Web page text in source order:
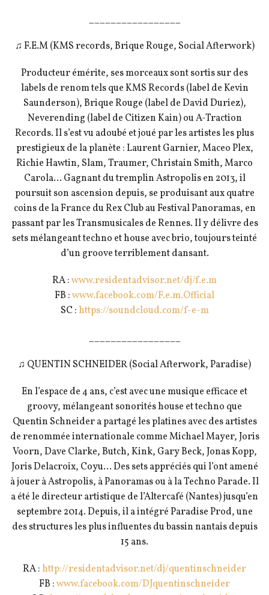
♫ F.E.M (KMS records, Brique Rouge, Social Afterwork)
Producteur émérite, ses morceaux sont sortis sur des
labels de renom tels que KMS Records (label de Kevin
Saunderson), Brique Rouge (label de David Duriez),
Neverending (label de Citizen Kain) ou A-Traction
Records. Il s’est vu adoubé et joué par les artistes les plus
prestigieux de la planète : Laurent Garnier, Maceo Plex,
Richie Hawtin, Slam, Traumer, Christain Smith, Marco
Carola… Gagnant du tremplin Astropolis en 2013, il
poursuit son ascension depuis, se produisant aux quatre
coins de la France du Rex Club au Festival Panoramas, en
passant par les Transmusicales de Rennes. Il y délivre des
sets mélangeant techno et house avec brio, toujours teinté
d’un groove terriblement dansant.
RA :www.residentadvisor.net/dj/f.e.m
FB :www.facebook.com/F.e.m.Official
SC : https://soundcloud.com/f-e-m
♫ QUENTIN SCHNEIDER (Social Afterwork, Paradise)
En l’espace de 4 ans, c’est avec une musique efficace et
groovy, mélangeant sonorités house et techno que
Quentin Schneider a partagé les platines avec des artistes
de renommée internationale comme Michael Mayer, Joris
Voorn, Dave Clarke, Butch, Kink, Gary Beck, Jonas Kopp,
Joris Delacroix, Coyu… Des sets appréciés qui l’ont amené
à jouer à Astropolis, à Panoramas ou à la Techno Parade. Il
a été le directeur artistique de l’Altercafé (Nantes) jusqu’en
septembre 2014. Depuis, il a intégré Paradise Prod, une
des structures les plus influentes du bassin nantais depuis
15 ans.
RA : http://residentadvisor.net/dj/quentinschneider
FB :www.facebook.com/DJquentinschneider